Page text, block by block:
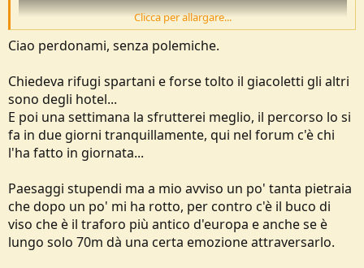
Clicca per allargare...
Ciao perdonami, senza polemiche.
Chiedeva rifugi spartani e forse tolto il giacoletti gli altri
sono degli hotel...
E poi una settimana la sfrutterei meglio, il percorso lo si
fa in due giorni tranquillamente, qui nel forum c'è chi
l'ha fatto in giornata...
Paesaggi stupendi ma a mio avviso un po' tanta pietraia
che dopo un po' mi ha rotto, per contro c'è il buco di
viso che è il traforo più antico d'europa e anche se è
lungo solo 70m dà una certa emozione attraversarlo.